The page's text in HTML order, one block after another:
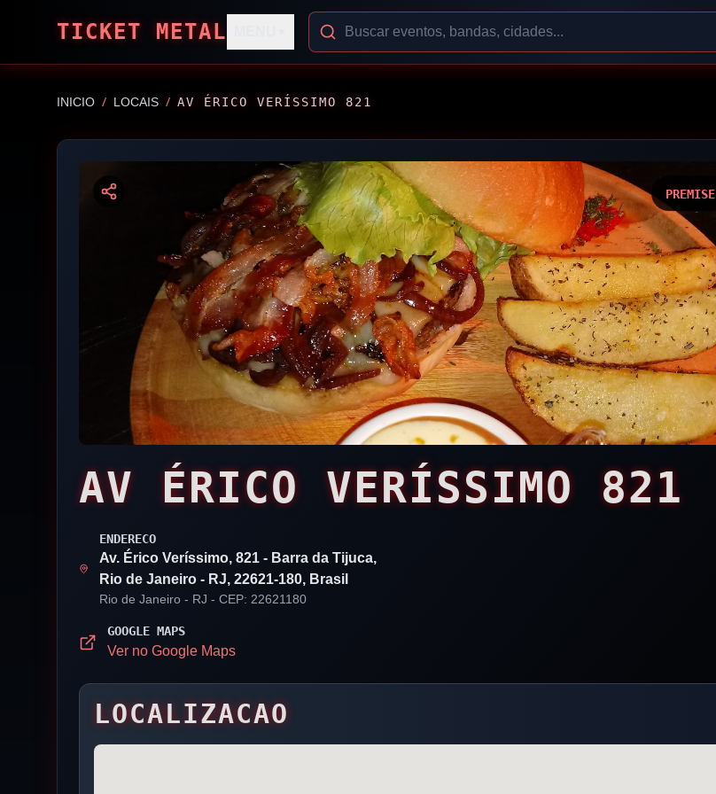
TICKET METAL
INICIO / LOCAIS / AV ÉRICO VERÍSSIMO 821
PREMISE
AV ÉRICO VERÍSSIMO 821
ENDERECO
Av. Érico Veríssimo, 821 - Barra da Tijuca,
Rio de Janeiro - RJ, 22621-180, Brasil
Rio de Janeiro - RJ - CEP: 22621180
GOOGLE MAPS
Ver no Google Maps
LOCALIZACAO